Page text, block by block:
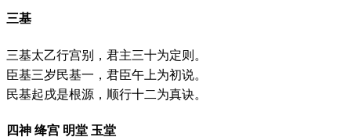
三基
三基太乙行宫别，君主三十为定则。
臣基三岁民基一，君臣午上为初说。
民基起戌是根源，顺行十二为真诀。
四神 绛宫 明堂 玉堂